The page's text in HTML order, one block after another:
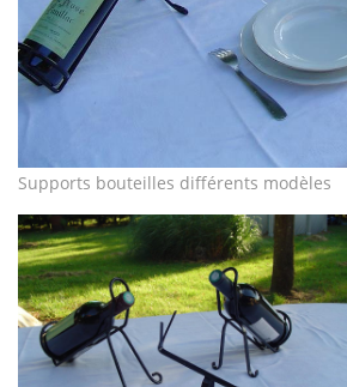
Supports bouteilles différents modèles